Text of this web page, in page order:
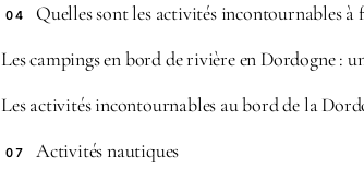
04 Quelles sont les activités incontournables
Les campings en bord de rivière en Dordogne :
Les activités incontournables au bord de la
07 Activités nautiques